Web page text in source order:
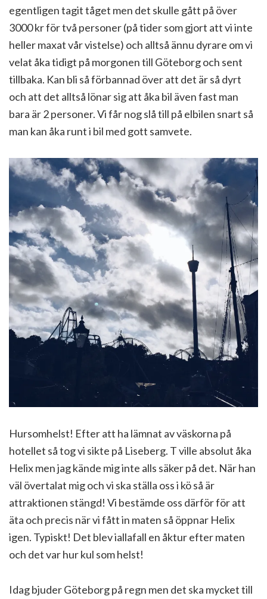
egentligen tagit tåget men det skulle gått på över
3000 kr för två personer (på tider som gjort att vi inte
heller maxat vår vistelse) och alltså ännu dyrare om vi
velat åka tidigt på morgonen till Göteborg och sent
tillbaka. Kan bli så förbannad över att det är så dyrt
och att det alltså lönar sig att åka bil även fast man
bara är 2 personer. Vi får nog slå till på elbilen snart så
man kan åka runt i bil med gott samvete.
Hursomhelst! Efter att ha lämnat av väskorna på
hotellet så tog vi sikte på Liseberg. T ville absolut åka
Helix men jag kände mig inte alls säker på det. När han
väl övertalat mig och vi ska ställa oss i kö så är
attraktionen stängd! Vi bestämde oss därför för att
äta och precis när vi fått in maten så öppnar Helix
igen. Typiskt! Det blev iallafall en åktur efter maten
och det var hur kul som helst!
Idag bjuder Göteborg på regn men det ska mycket till